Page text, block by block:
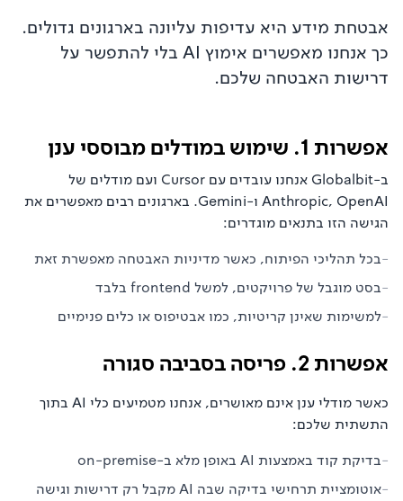
אבטחת מידע היא עדיפות עליונה בארגונים גדולים.
כך אנחנו מאפשרים אימוץ AI בלי להתפשר על
דרישות האבטחה שלכם.
אפשרות 1. שימוש במודלים מבוססי ענן
ב-Globalbit אנחנו עובדים עם Cursor ועם מודלים של
Anthropic, OpenAI ו-Gemini. בארגונים רבים מאפשרים את
הגישה הזו בתנאים מוגדרים:
-בכל תהליכי הפיתוח, כאשר מדיניות האבטחה מאפשרת זאת
-בסט מוגבל של פרויקטים, למשל frontend בלבד
-למשימות שאינן קריטיות, כמו אבטיפוס או כלים פנימיים
אפשרות 2. פריסה בסביבה סגורה
כאשר מודלי ענן אינם מאושרים, אנחנו מטמיעים כלי AI בתוך
התשתית שלכם:
-בדיקת קוד באמצעות AI באופן מלא ב-on-premise
-
אוטומציית תרחישי בדיקה שבה AI מקבל רק דרישות וגישה